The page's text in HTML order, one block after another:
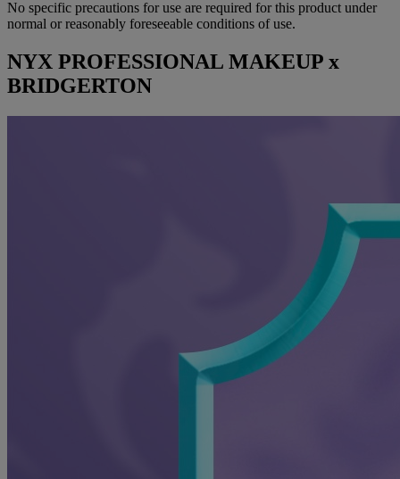
No specific precautions for use are required for this product under
normal or reasonably foreseeable conditions of use.
NYX PROFESSIONAL MAKEUP x
BRIDGERTON